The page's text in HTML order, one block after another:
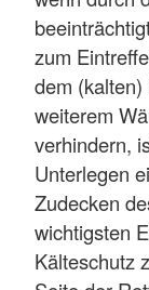
zum
dem
weiterem
verhindern,
Unterlegen
Zudecken
wichtigsten
Kälteschutz